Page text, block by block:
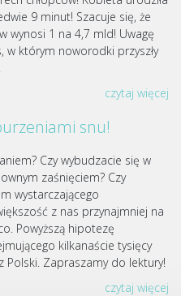
9 minut! Szacuje się, że
wynosi 1 na 4,7 mld! Uwagę
w którym noworodki przyszły
czytaj więcej
snu!
Czy wybudzacie się w
zaśnięciem? Czy
wystarczającego
z nas przynajmniej na
Powyższą hipotezę
kilkanaście tysięcy
Zapraszamy do lektury!
czytaj więcej